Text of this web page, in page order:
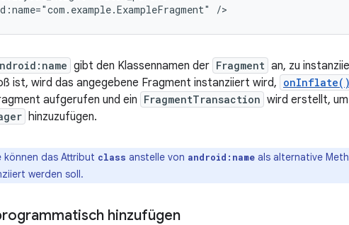
gibt den Klassennamen der Fragment an, zu
ist, wird das angegebene Fragment instanziiert wird, onInflate()
aufgerufen und ein FragmentTransaction wird erstellt,
hinzuzufügen.
können das Attribut class anstelle von android:name als alternative
werden soll.
hinzufügen